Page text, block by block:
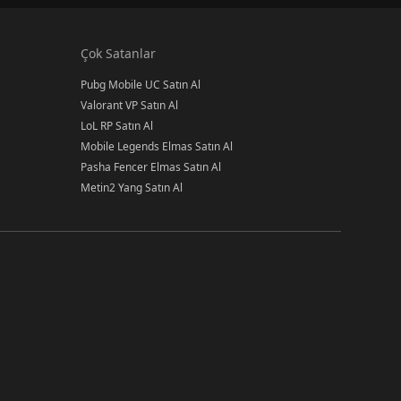
Çok Satanlar
Pubg Mobile UC Satın Al
Valorant VP Satın Al
LoL RP Satın Al
Mobile Legends Elmas Satın Al
Pasha Fencer Elmas Satın Al
Metin2 Yang Satın Al